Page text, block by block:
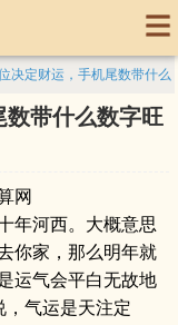
决定财运，手机尾数带什么
带什么数字旺
网
年河西。大概意思
你家，那么明年就
运气会平白无故地
，气运是天注定